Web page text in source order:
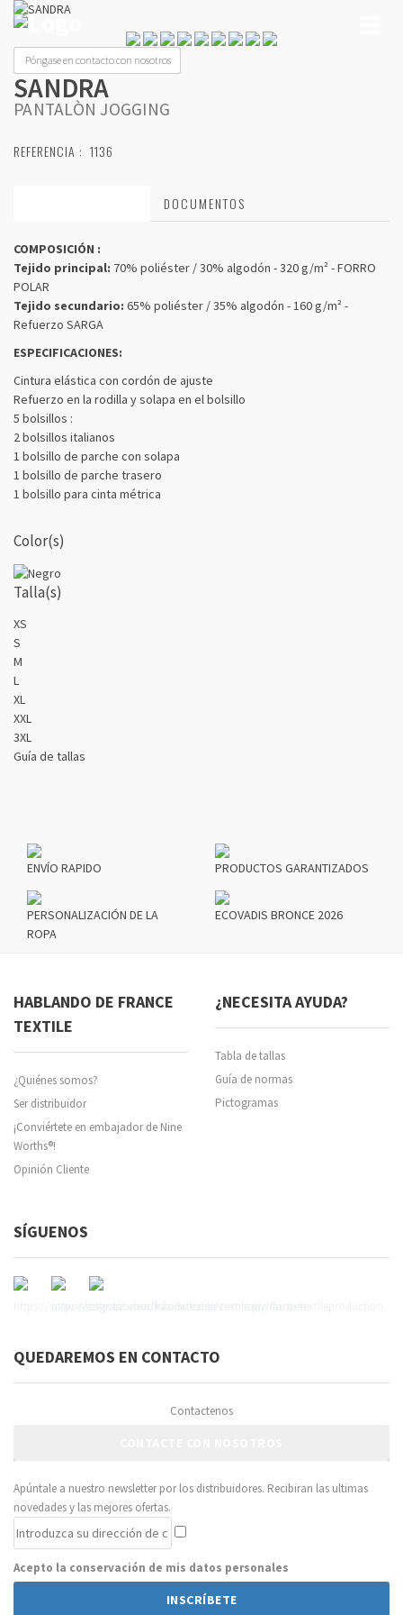
Póngase en contacto con nosotros
SANDRA
PANTALÒN JOGGING
REFERENCIA : 1136
DOCUMENTOS
COMPOSICIÓN :
Tejido principal: 70% poliéster / 30% algodón - 320 g/m² - FORRO
POLAR
Tejido secundario: 65% poliéster / 35% algodón - 160 g/m² -
Refuerzo SARGA
ESPECIFICACIONES:
Cintura elástica con cordón de ajuste
Refuerzo en la rodilla y solapa en el bolsillo
5 bolsillos :
2 bolsillos italianos
1 bolsillo de parche con solapa
1 bolsillo de parche trasero
1 bolsillo para cinta métrica
Color(s)
Talla(s)
XS
S
M
L
XL
XXL
3XL
Guía de tallas
ENVÍO RAPIDO PRODUCTOS GARANTIZADOS
PERSONALIZACIÓN DE LA
ROPA
ECOVADIS BRONCE 2026
HABLANDO DE FRANCE
TEXTILE
¿Quiénes somos?
Ser distribuidor
¡Conviértete en embajador de Nine
Worths®!
Opinión Cliente
¿NECESITA AYUDA?
Tabla de tallas
Guía de normas
Pictogramas
SÍGUENOS
QUEDAREMOS EN CONTACTO
Contactenos
Apúntale a nuestro newsletter por los distribuidores. Recibiran las ultimas
novedades y las mejores ofertas.
Acepto la conservación de mis datos personales
INSCRÍBETE